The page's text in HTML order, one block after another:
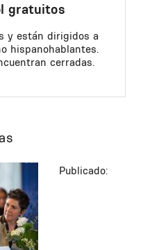
gratuitos
y están dirigidos a
hispanohablantes.
cerradas.
Publicado: